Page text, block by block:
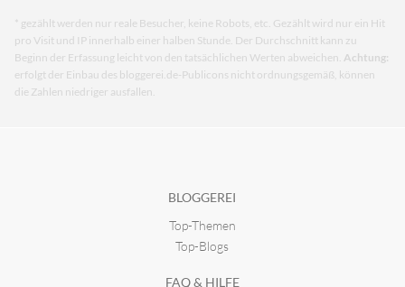
* gezählt werden nur reale Besucher, keine Robots, etc. Gezählt wird nur ein Hit
pro Visit und IP innerhalb einer halben Stunde. Der Durchschnitt kann zu
Beginn der Erfassung leicht von den tatsächlichen Werten abweichen. Achtung:
erfolgt der Einbau des bloggerei.de-Publicons nicht ordnungsgemäß, können
die Zahlen niedriger ausfallen.
BLOGGEREI
Top-Themen
Top-Blogs
FAQ & HILFE